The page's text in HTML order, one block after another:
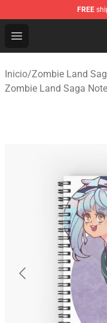
FREE
Open menu
Zombie Land
Inicio/Zombie Land
Zombie Land Saga